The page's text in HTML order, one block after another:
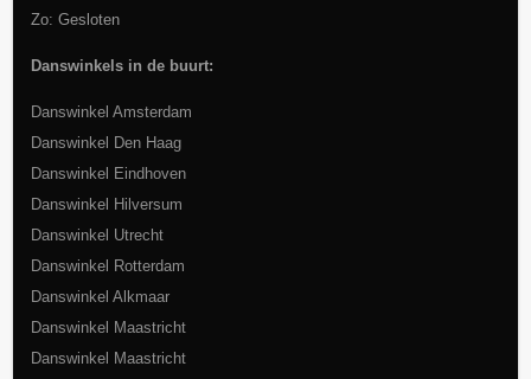
Zo: Gesloten
Danswinkels in de buurt:
Danswinkel Amsterdam
Danswinkel Den Haag
Danswinkel Eindhoven
Danswinkel Hilversum
Danswinkel Utrecht
Danswinkel Rotterdam
Danswinkel Alkmaar
Danswinkel Maastricht
Danswinkel Maastricht